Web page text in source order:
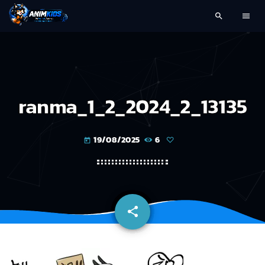
search menu
ranma_1_2_2024_2_13135
today 19/08/2025 6
share
email